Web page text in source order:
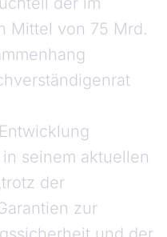
Mittel von 75 Mrd.
in seinem aktuellen
der
zur